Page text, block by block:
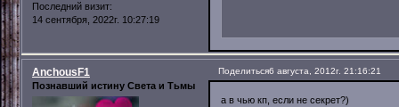
Последний визит:
14 сентября, 2022г. 10:27:19
Поделиться6 августа, 2012г. 21:16:21
AnchousF1
Познавший истину Света и Тьмы
а в чью кп, если не секрет?)